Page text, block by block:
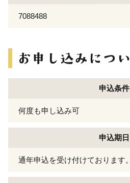
7088488
申込条件
何度も申し込み可
申込期日
通年申込を受け付けております。